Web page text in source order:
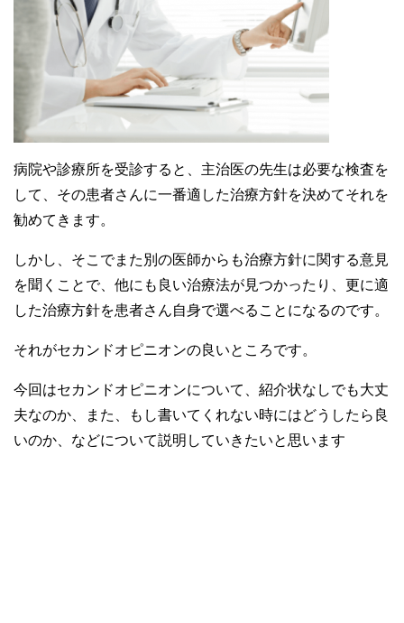
病院や診療所を受診すると、主治医の先生は必要な検査を
して、その患者さんに一番適した治療方針を決めてそれを
勧めてきます。
しかし、そこでまた別の医師からも治療方針に関する意見
を聞くことで、他にも良い治療法が見つかったり、更に適
した治療方針を患者さん自身で選べることになるのです。
それがセカンドオピニオンの良いところです。
今回はセカンドオピニオンについて、紹介状なしでも大丈
夫なのか、また、もし書いてくれない時にはどうしたら良
いのか、などについて説明していきたいと思います